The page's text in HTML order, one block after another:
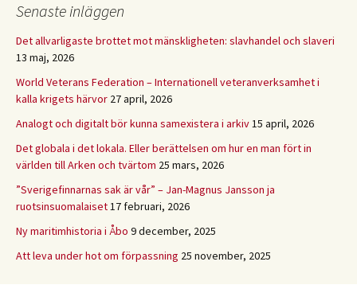
Senaste inläggen
Det allvarligaste brottet mot mänskligheten: slavhandel och slaveri
13 maj, 2026
World Veterans Federation – Internationell veteranverksamhet i
kalla krigets härvor 27 april, 2026
Analogt och digitalt bör kunna samexistera i arkiv15 april, 2026
Det globala i det lokala. Eller berättelsen om hur en man fört in
världen till Arken och tvärtom 25 mars, 2026
”Sverigefinnarnas sak är vår” – Jan-Magnus Jansson ja
ruotsinsuomalaiset17 februari, 2026
Ny maritimhistoria i Åbo 9 december, 2025
Att leva under hot om förpassning 25 november, 2025